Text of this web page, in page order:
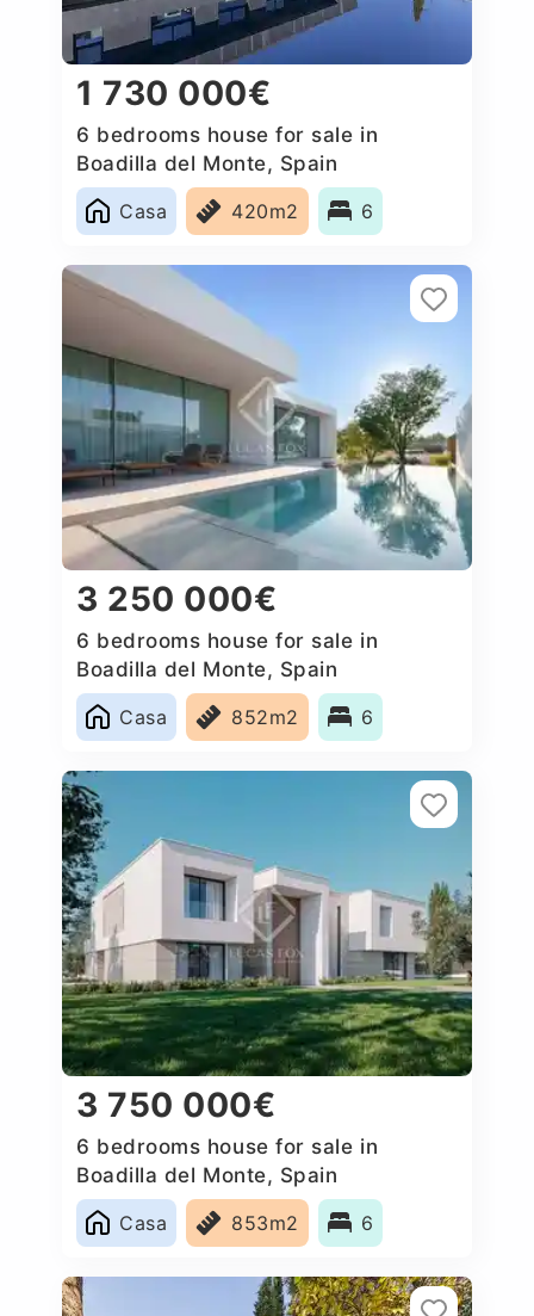
1 730 000€
6 bedrooms house for sale in
Boadilla del Monte, Spain
Casa
420m2 6
3 250 000€
6 bedrooms house for sale in
Boadilla del Monte, Spain
Casa
852m2 6
3 750 000€
6 bedrooms house for sale in
Boadilla del Monte, Spain
Casa
853m2 6